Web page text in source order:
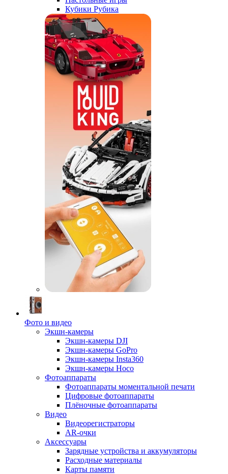
Кубики Рубика
Фото и видео
Экшн-камеры
Экшн-камеры DJI
Экшн-камеры GoPro
Экшн-камеры Insta360
Экшн-камеры Hoco
Фотоаппараты
Фотоаппараты моментальной печати
Цифровые фотоаппараты
Плёночные фотоаппараты
Видео
Видеорегистраторы
AR-очки
Аксессуары
Зарядные устройства и аккумуляторы
Расходные материалы
Карты памяти